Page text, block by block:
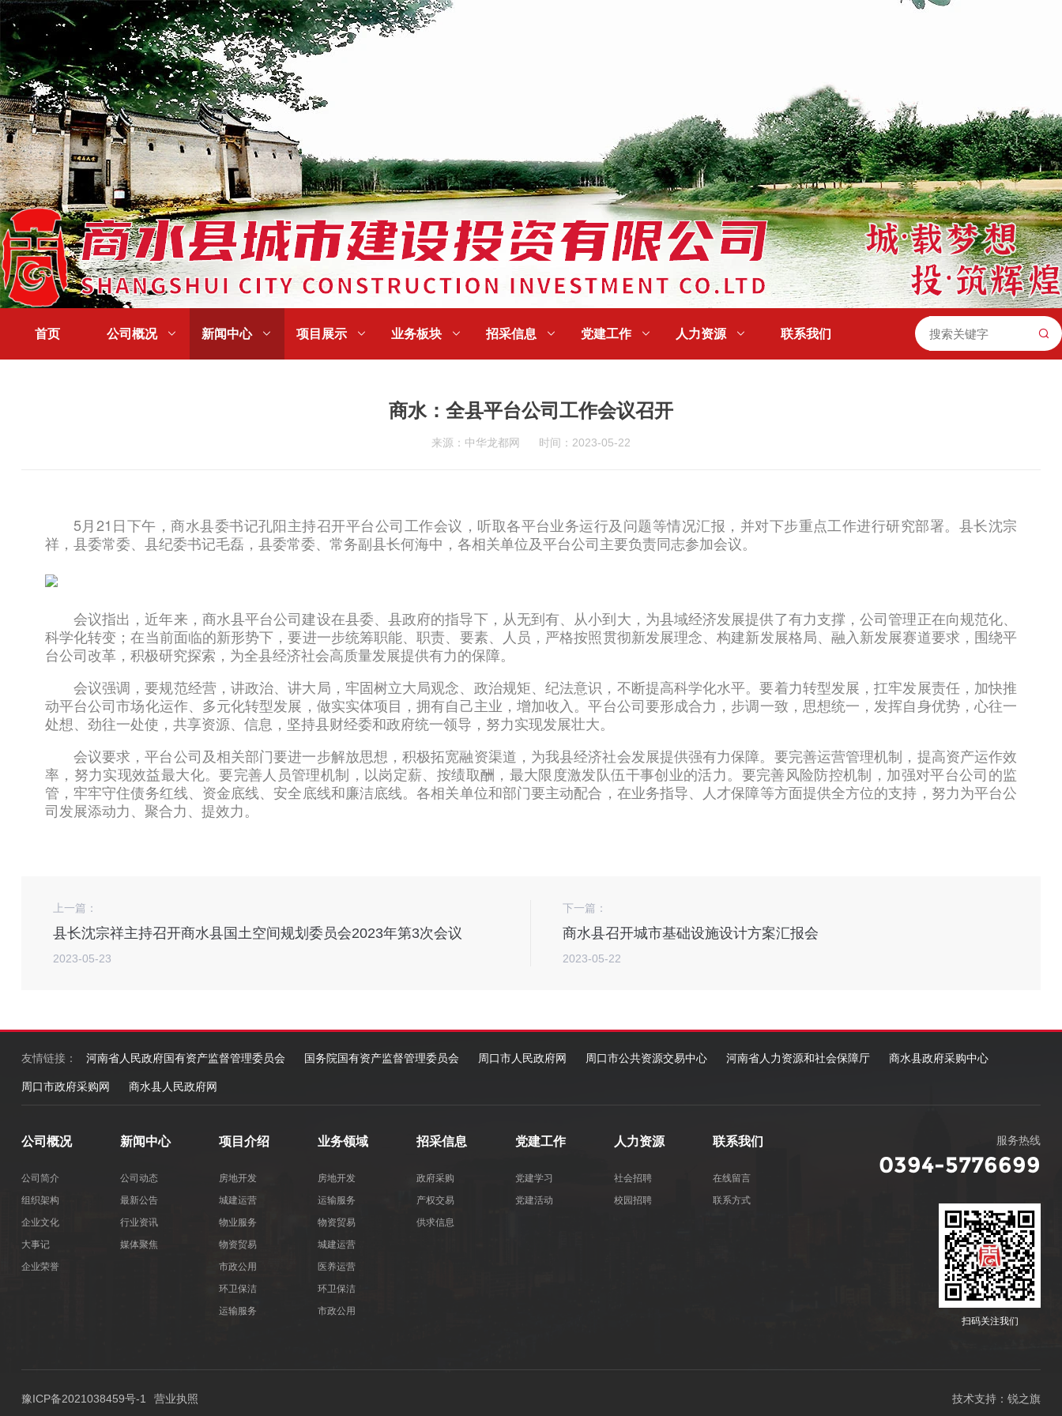
首页 公司概况  新闻中心  项目展示  业务板块  招采信息  党建工作  人力资源  联系我们 
商水：全县平台公司工作会议召开
来源：中华龙都网 时间：2023-05-22
5月21日下午，商水县委书记孔阳主持召开平台公司工作会议，听取各平台业务运行及问题等情况汇报，并对下步重点工作进行研究部署。县长沈宗
祥，县委常委、县纪委书记毛磊，县委常委、常务副县长何海中，各相关单位及平台公司主要负责同志参加会议。
会议指出，近年来，商水县平台公司建设在县委、县政府的指导下，从无到有、从小到大，为县域经济发展提供了有力支撑，公司管理正在向规范化、
科学化转变；在当前面临的新形势下，要进一步统筹职能、职责、要素、人员，严格按照贯彻新发展理念、构建新发展格局、融入新发展赛道要求，围绕平
台公司改革，积极研究探索，为全县经济社会高质量发展提供有力的保障。
会议强调，要规范经营，讲政治、讲大局，牢固树立大局观念、政治规矩、纪法意识，不断提高科学化水平。要着力转型发展，扛牢发展责任，加快推
动平台公司市场化运作、多元化转型发展，做实实体项目，拥有自己主业，增加收入。平台公司要形成合力，步调一致，思想统一，发挥自身优势，心往一
处想、劲往一处使，共享资源、信息，坚持县财经委和政府统一领导，努力实现发展壮大。
会议要求，平台公司及相关部门要进一步解放思想，积极拓宽融资渠道，为我县经济社会发展提供强有力保障。要完善运营管理机制，提高资产运作效
率，努力实现效益最大化。要完善人员管理机制，以岗定薪、按绩取酬，最大限度激发队伍干事创业的活力。要完善风险防控机制，加强对平台公司的监
管，牢牢守住债务红线、资金底线、安全底线和廉洁底线。各相关单位和部门要主动配合，在业务指导、人才保障等方面提供全方位的支持，努力为平台公
司发展添动力、聚合力、提效力。
上一篇：
县长沈宗祥主持召开商水县国土空间规划委员会2023年第3次会议
2023-05-23
下一篇：
商水县召开城市基础设施设计方案汇报会
2023-05-22
友情链接： 河南省人民政府国有资产监督管理委员会 国务院国有资产监督管理委员会 周口市人民政府网 周口市公共资源交易中心 河南省人力资源和社会保障厅 商水县政府采购中心
周口市政府采购网 商水县人民政府网
公司概况
公司简介
组织架构
企业文化
大事记
企业荣誉
新闻中心
公司动态
最新公告
行业资讯
媒体聚焦
项目介绍
房地开发
城建运营
物业服务
物资贸易
市政公用
环卫保洁
运输服务
业务领域
房地开发
运输服务
物资贸易
城建运营
医养运营
环卫保洁
市政公用
招采信息
政府采购
产权交易
供求信息
党建工作
党建学习
党建活动
人力资源
社会招聘
校园招聘
联系我们
在线留言
联系方式
服务热线
0394-5776699
扫码关注我们
豫ICP备2021038459号-1 营业执照 技术支持：锐之旗